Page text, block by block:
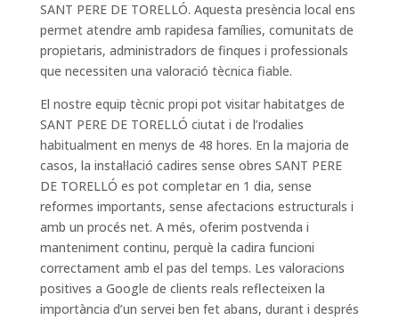
SANT PERE DE TORELLÓ. Aquesta presència local ens
permet atendre amb rapidesa famílies, comunitats de
propietaris, administradors de finques i professionals
que necessiten una valoració tècnica fiable.
El nostre equip tècnic propi pot visitar habitatges de
SANT PERE DE TORELLÓ ciutat i de l’rodalies
habitualment en menys de 48 hores. En la majoria de
casos, la instal·lació cadires sense obres SANT PERE
DE TORELLÓ es pot completar en 1 dia, sense
reformes importants, sense afectacions estructurals i
amb un procés net. A més, oferim postvenda i
manteniment continu, perquè la cadira funcioni
correctament amb el pas del temps. Les valoracions
positives a Google de clients reals reflecteixen la
importància d’un servei ben fet abans, durant i després